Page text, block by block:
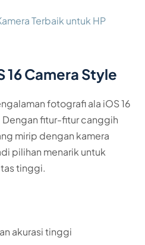
Terbaik untuk HP
16 Camera Style
fotografi ala iOS 16
fitur-fitur canggih
mirip dengan kamera
pilihan menarik untuk
tinggi.
akurasi tinggi